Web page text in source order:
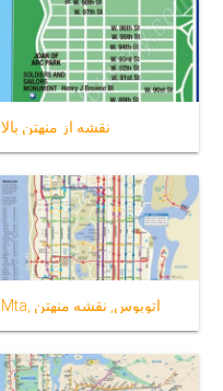
نقشه از منهتن بالا
Mta, اتوبوس, نقشه منهتن